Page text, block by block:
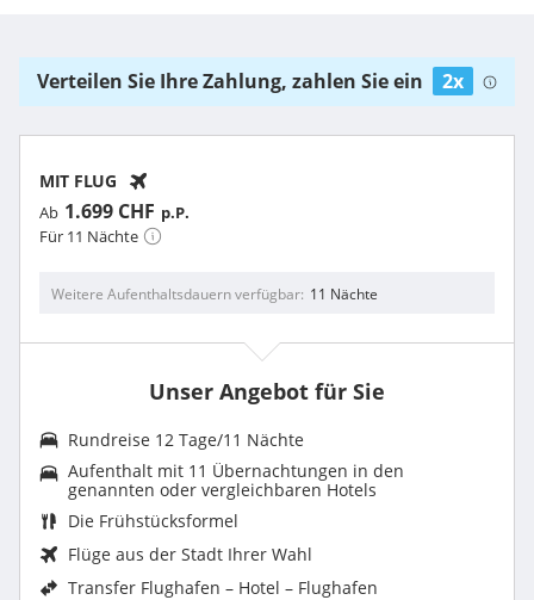
Verteilen Sie Ihre Zahlung, zahlen Sie ein 2x
MIT FLUG
Ab 1.699 CHF p.P.
Für 11 Nächte
Weitere Aufenthaltsdauern verfügbar 11 Nächte
Unser Angebot für Sie
Rundreise 12 Tage/11 Nächte
Aufenthalt mit 11 Übernachtungen in den
genannten oder vergleichbaren Hotels
Die Frühstücksformel
Flüge aus der Stadt Ihrer Wahl
Transfer Flughafen – Hotel – Flughafen